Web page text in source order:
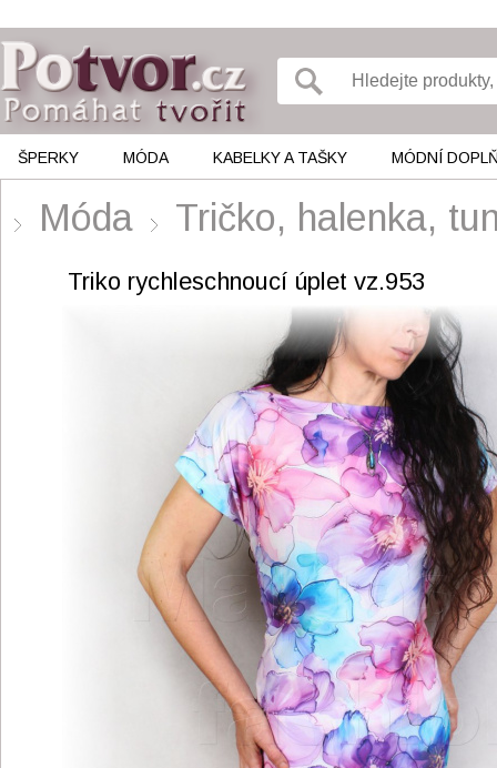
ŠPERKY MÓDA KABELKY A TAŠKY MÓDNÍ
Móda Tričko, halenka,
Triko rychleschnoucí úplet vz.953